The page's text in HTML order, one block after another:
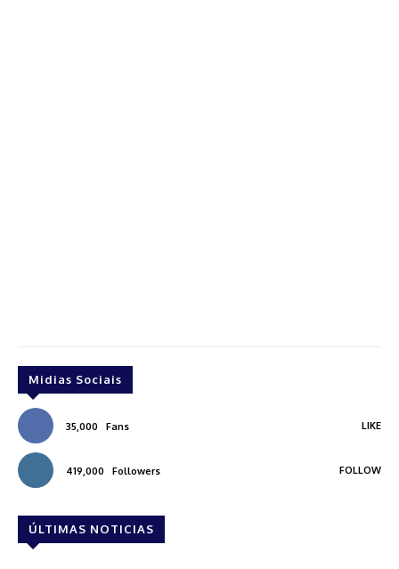
Midias Sociais
35,000 Fans LIKE
419,000 Followers FOLLOW
ÚLTIMAS NOTICIAS